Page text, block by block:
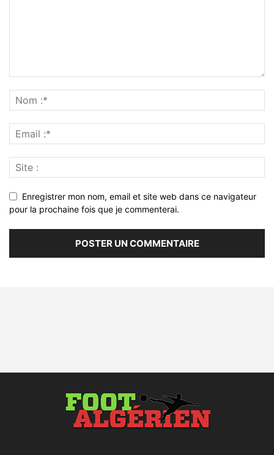
Enregistrer mon nom, email et site web dans ce navigateur
pour la prochaine fois que je commenterai.